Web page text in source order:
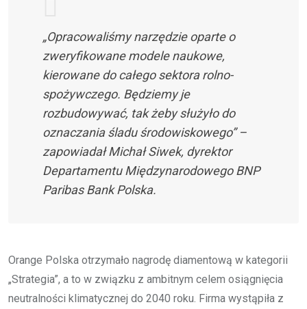
„Opracowaliśmy narzędzie oparte o
zweryfikowane modele naukowe,
kierowane do całego sektora rolno-
spożywczego. Będziemy je
rozbudowywać, tak żeby służyło do
oznaczania śladu środowiskowego” –
zapowiadał Michał Siwek, dyrektor
Departamentu Międzynarodowego BNP
Paribas Bank Polska.
Orange Polska otrzymało nagrodę diamentową w kategorii
„Strategia”, a to w związku z ambitnym celem osiągnięcia
neutralności klimatycznej do 2040 roku. Firma wystąpiła z